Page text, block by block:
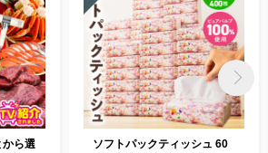
から選
ソフトパックティッシュ 60